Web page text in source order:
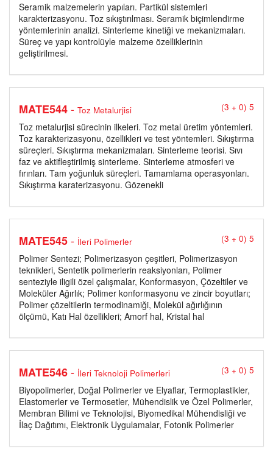
Seramik malzemelerin yapıları. Partikül sistemleri
karakterizasyonu. Toz sıkıştırılması. Seramik biçimlendirme
yöntemlerinin analizi. Sinterleme kinetiği ve mekanizmaları.
Süreç ve yapı kontrolüyle malzeme özelliklerinin
geliştirilmesi.
MATE544- Toz Metalurjisi (3 + 0) 5
Toz metalurjisi sürecinin ilkeleri. Toz metal üretim yöntemleri.
Toz karakterizasyonu, özellikleri ve test yöntemleri. Sıkıştırma
süreçleri. Sıkıştırma mekanizmaları. Sinterleme teorisi. Sıvı
faz ve aktifleştirilmiş sinterleme. Sinterleme atmosferi ve
fırınları. Tam yoğunluk süreçleri. Tamamlama operasyonları.
Sıkıştırma karaterizasyonu. Gözenekli
MATE545- İleri Polimerler (3 + 0) 5
Polimer Sentezi; Polimerizasyon çeşitleri, Polimerizasyon
teknikleri, Sentetik polimerlerin reaksiyonları, Polimer
senteziyle iligili özel çalışmalar, Konformasyon, Çözeltiler ve
Moleküler Ağırlık; Polimer konformasyonu ve zincir boyutları;
Polimer çözeltilerin termodinamiği, Molekül ağırlığının
ölçümü, Katı Hal özellikleri; Amorf hal, Kristal hal
MATE546- İleri Teknoloji Polimerleri (3 + 0) 5
Biyopolimerler, Doğal Polimerler ve Elyaflar, Termoplastikler,
Elastomerler ve Termosetler, Mühendislik ve Özel Polimerler,
Membran Bilimi ve Teknolojisi, Biyomedikal Mühendisliği ve
İlaç Dağıtımı, Elektronik Uygulamalar, Fotonik Polimerler